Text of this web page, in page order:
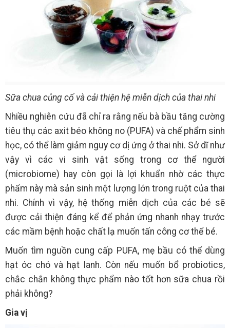
Sữa chua củng cố và cải thiện hệ miễn dịch của thai nhi
Nhiều nghiên cứu đã chỉ ra rằng nếu bà bầu tăng cường
tiêu thụ các axit béo không no (PUFA) và chế phẩm sinh
học, có thể làm giảm nguy cơ dị ứng ở thai nhi. Sở dĩ như
vậy vì các vi sinh vật sống trong cơ thể người
(microbiome) hay còn gọi là lợi khuẩn nhờ các thực
phẩm này mà sản sinh một lượng lớn trong ruột của thai
nhi. Chính vì vậy, hệ thống miễn dịch của các bé sẽ
được cải thiện đáng kể để phản ứng nhanh nhạy trước
các mầm bệnh hoặc chất lạ muốn tấn công cơ thể bé.
Muốn tìm nguồn cung cấp PUFA, mẹ bầu có thể dùng
hạt óc chó và hạt lanh. Còn nếu muốn bổ probiotics,
chắc chắn không thực phẩm nào tốt hơn sữa chua rồi
phải không?
Gia vị